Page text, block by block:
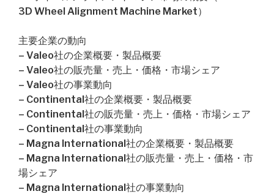
3D Wheel Alignment Machine Market）
主要企業の動向
– Valeo社の企業概要・製品概要
– Valeo社の販売量・売上・価格・市場シェア
– Valeo社の事業動向
– Continental社の企業概要・製品概要
– Continental社の販売量・売上・価格・市場シェア
– Continental社の事業動向
– Magna International社の企業概要・製品概要
– Magna International社の販売量・売上・価格・市
場シェア
– Magna International社の事業動向